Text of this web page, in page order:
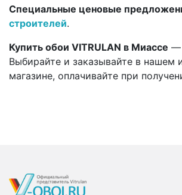
Специальные ценовые
строителей.
Купить обои VITRULAN в Миассе —
Выбирайте и заказывайте в нашем
магазине, оплачивайте при